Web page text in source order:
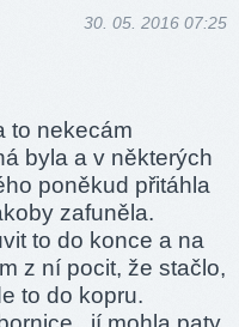
30. 05. 2016 07:25
to nekecám
byla a v některých
poněkud přitáhla
zafuněla.
to do konce a na
z ní pocit, že stačlo,
to do kopru.